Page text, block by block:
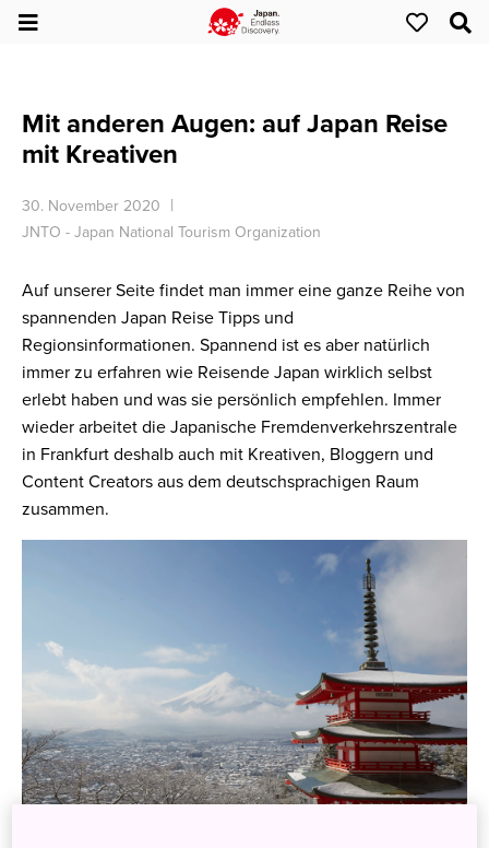
Mit anderen Augen: auf Japan Reise
mit Kreativen
30. November 2020
JNTO - Japan National Tourism Organization
Auf unserer Seite findet man immer eine ganze Reihe von
spannenden Japan Reise Tipps und
Regionsinformationen. Spannend ist es aber natürlich
immer zu erfahren wie Reisende Japan wirklich selbst
erlebt haben und was sie persönlich empfehlen. Immer
wieder arbeitet die Japanische Fremdenverkehrszentrale
in Frankfurt deshalb auch mit Kreativen, Bloggern und
Content Creators aus dem deutschsprachigen Raum
zusammen.